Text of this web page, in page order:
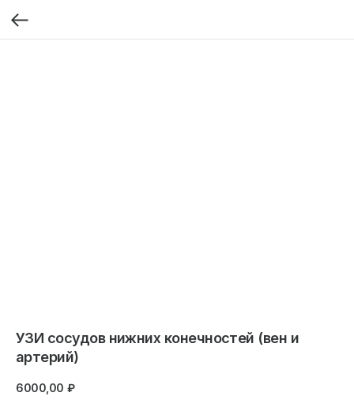
УЗИ сосудов нижних конечностей (вен и
артерий)
6000,00 ₽